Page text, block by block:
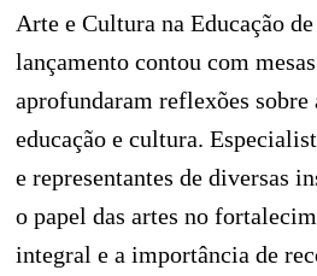
Arte e Cultura na Educação
lançamento contou com
aprofundaram reflexões sobre
educação e cultura.
e representantes de diversas
o papel das artes no
integral e a importância de